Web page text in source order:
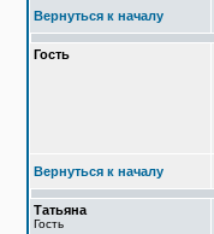
Вернуться к началу
Гость
Вернуться к началу
Татьяна
Гость